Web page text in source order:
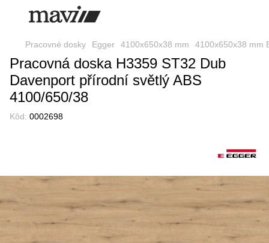
Pracovné dosky Egger 4100x650x38 mm 4100x650x38 mm
Pracovná doska H3359 ST32 Dub
Davenport přírodní světlý ABS
4100/650/38
Kôd: 0002698